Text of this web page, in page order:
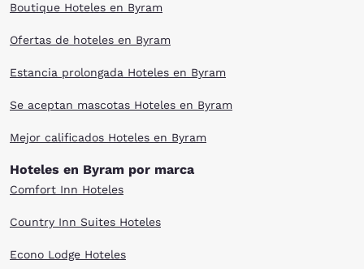
Boutique Hoteles en Byram
Ofertas de hoteles en Byram
Estancia prolongada Hoteles en Byram
Se aceptan mascotas Hoteles en Byram
Mejor calificados Hoteles en Byram
Hoteles en Byram por marca
Comfort Inn Hoteles
Country Inn Suites Hoteles
Econo Lodge Hoteles